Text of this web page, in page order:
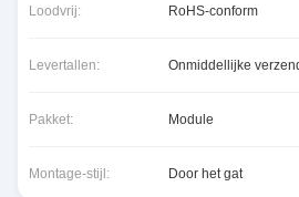
Loodvrij: RoHS-conform
Levertallen: Onmiddellijke
Pakket: Module
Montage-stijl: Door het gat